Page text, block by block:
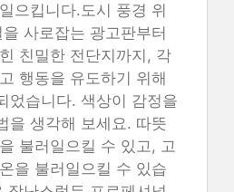
으킵니다.도시 풍경 위
사로잡는 광고판부터
친밀한 전단지까지, 각
행동을 유도하기 위해
었습니다. 색상이 감정을
을 생각해 보세요. 따뜻
불러일으킬 수 있고, 고
을 불러일으킬 수 있습